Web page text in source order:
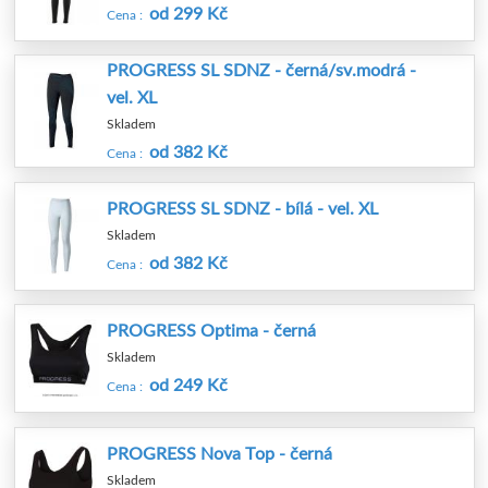
Cena : od 299 Kč
PROGRESS SL SDNZ - černá/sv.modrá -
vel. XL
Skladem
Cena : od 382 Kč
PROGRESS SL SDNZ - bílá - vel. XL
Skladem
Cena : od 382 Kč
PROGRESS Optima - černá
Skladem
Cena : od 249 Kč
PROGRESS Nova Top - černá
Skladem